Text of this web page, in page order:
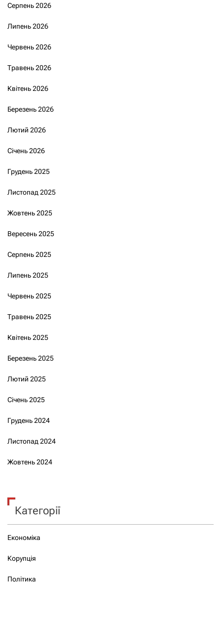
Серпень 2026
Липень 2026
Червень 2026
Травень 2026
Квітень 2026
Березень 2026
Лютий 2026
Січень 2026
Грудень 2025
Листопад 2025
Жовтень 2025
Вересень 2025
Серпень 2025
Липень 2025
Червень 2025
Травень 2025
Квітень 2025
Березень 2025
Лютий 2025
Січень 2025
Грудень 2024
Листопад 2024
Жовтень 2024
Категорії
Економіка
Корупція
Політика